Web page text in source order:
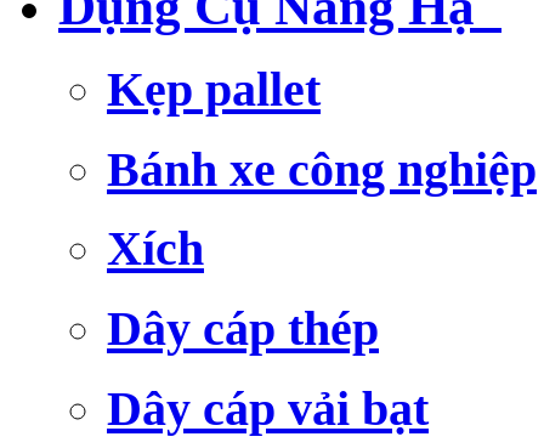
Kẹp pallet
Bánh xe công nghiệp
Xích
Dây cáp thép
Dây cáp vải bạt